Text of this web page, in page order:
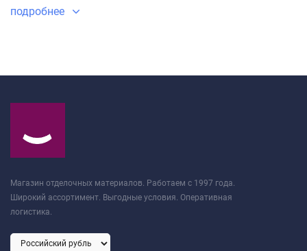
назначения.
подробнее
Магазин отделочных материалов. Работаем с 1997 года.
Широкий ассортимент. Выгодные условия. Оперативная
логистика.